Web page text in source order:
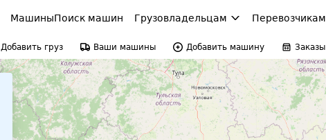
МашиныПоиск машин Грузовладельцам Перевозчикам
Добавить груз Ваши машины Добавить машину Заказы